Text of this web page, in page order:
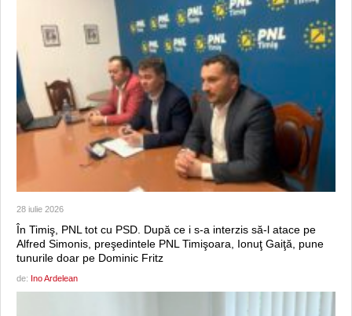
28 iulie 2026
În Timiş, PNL tot cu PSD. După ce i s-a interzis să-l atace pe
Alfred Simonis, preşedintele PNL Timişoara, Ionuţ Gaiţă, pune
tunurile doar pe Dominic Fritz
de: Ino Ardelean